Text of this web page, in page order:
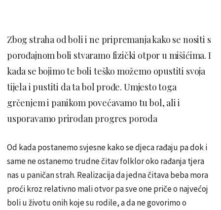
Zbog straha od boli i ne pripremanja kako se nositi s
porođajnom boli stvaramo fizički otpor u mišićima. I
kada se bojimo te boli teško možemo opustiti svoja
tijela i pustiti da ta bol prođe. Umjesto toga
grčenjem i panikom povećavamo tu bol, ali i
usporavamo prirodan progres poroda
Od kada postanemo svjesne kako se djeca rađaju pa dok i
same ne ostanemo trudne čitav folklor oko rađanja tjera
nas u paničan strah. Realizacija da jedna čitava beba mora
proći kroz relativno mali otvor pa sve one priče o najvećoj
boli u životu onih koje su rodile, a da ne govorimo o